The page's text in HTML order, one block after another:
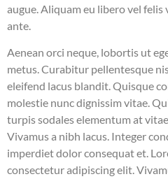
augue. Aliquam eu libero vel
ante.
Aenean orci neque, lobortis ut
metus. Curabitur pellentesque
eleifend lacus blandit. Quisque
molestie nunc dignissim vitae.
turpis sodales elementum at
Vivamus a nibh lacus. Integer
imperdiet dolor consequat et.
consectetur adipiscing elit.